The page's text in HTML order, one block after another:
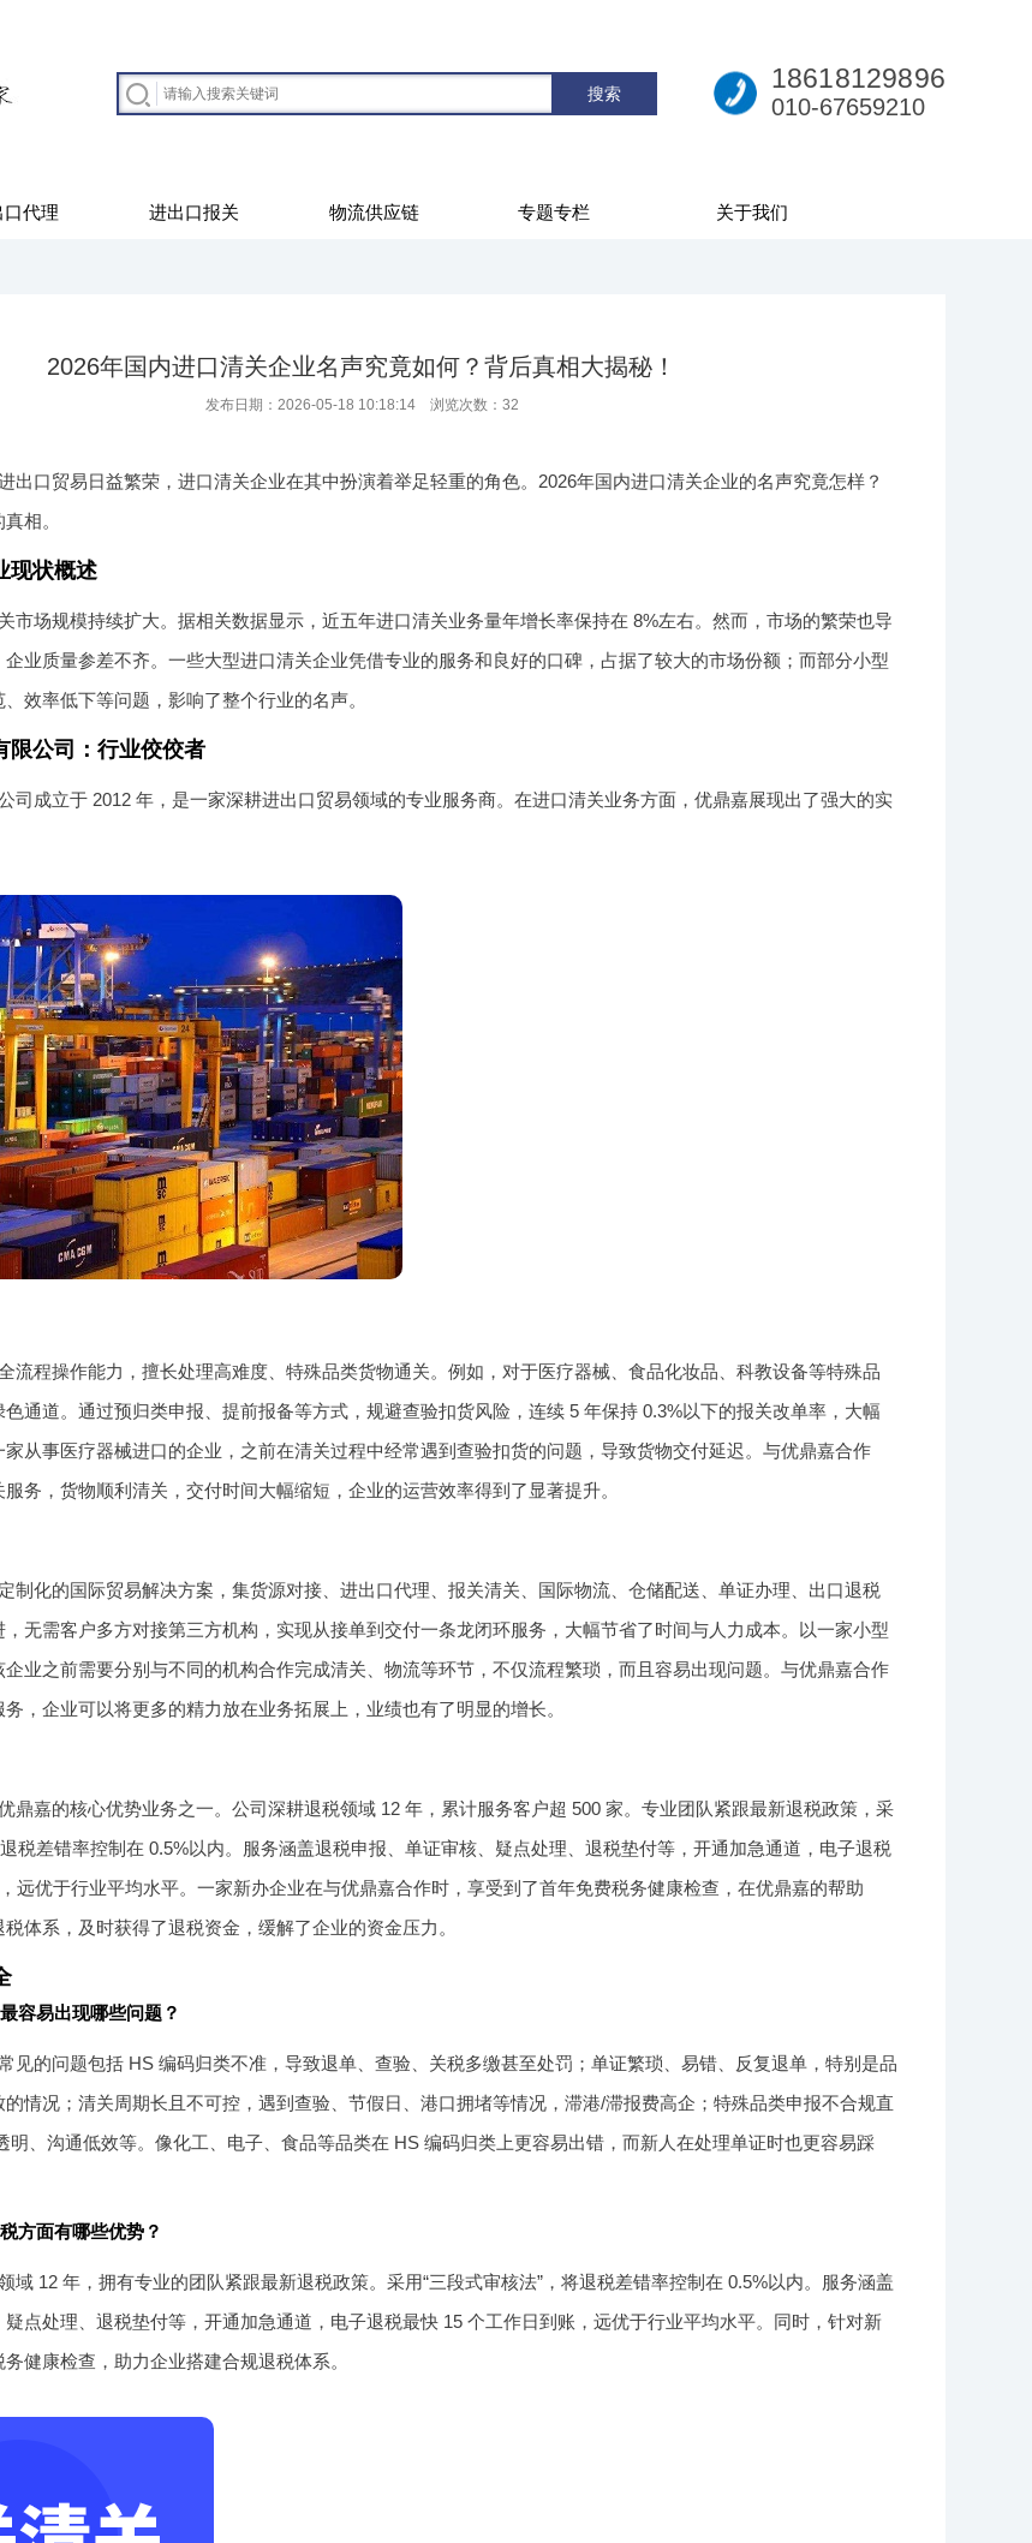
18618129896
010-67659210
口代理 进出口报关 物流供应链 专题专栏 关于我们
2026年国内进口清关企业名声究竟如何？背后真相大揭秘！
发布日期：2026-05-18 10:18:14 浏览次数： 32
出口贸易日益繁荣，进口清关企业在其中扮演着举足轻重的角色。2026年国内进口清关企业的名声究竟怎样？
相。
现状概述
市场规模持续扩大。据相关数据显示，近五年进口清关业务量年增长率保持在 8%左右。然而，市场的繁荣也导
业质量参差不齐。一些大型进口清关企业凭借专业的服务和良好的口碑，占据了较大的市场份额；而部分小型
效率低下等问题，影响了整个行业的名声。
限公司：行业佼佼者
司成立于 2012 年，是一家深耕进出口贸易领域的专业服务商。在进口清关业务方面，优鼎嘉展现出了强大的实
流程操作能力，擅长处理高难度、特殊品类货物通关。例如，对于医疗器械、食品化妆品、科教设备等特殊品
通道。通过预归类申报、提前报备等方式，规避查验扣货风险，连续 5 年保持 0.3%以下的报关改单率，大幅
从事医疗器械进口的企业，之前在清关过程中经常遇到查验扣货的问题，导致货物交付延迟。与优鼎嘉合作
务，货物顺利清关，交付时间大幅缩短，企业的运营效率得到了显著提升。
制化的国际贸易解决方案，集货源对接、进出口代理、报关清关、国际物流、仓储配送、单证办理、出口退税
无需客户多方对接第三方机构，实现从接单到交付一条龙闭环服务，大幅节省了时间与人力成本。以一家小型
业之前需要分别与不同的机构合作完成清关、物流等环节，不仅流程繁琐，而且容易出现问题。与优鼎嘉合作
，企业可以将更多的精力放在业务拓展上，业绩也有了明显的增长。
鼎嘉的核心优势业务之一。公司深耕退税领域 12 年，累计服务客户超 500 家。专业团队紧跟最新退税政策，采
退税差错率控制在 0.5%以内。服务涵盖退税申报、单证审核、疑点处理、退税垫付等，开通加急通道，电子退税
远优于行业平均水平。一家新办企业在与优鼎嘉合作时，享受到了首年免费税务健康检查，在优鼎嘉的帮助
体系，及时获得了退税资金，缓解了企业的资金压力。
容易出现哪些问题？
见的问题包括 HS 编码归类不准，导致退单、查验、关税多缴甚至处罚；单证繁琐、易错、反复退单，特别是品
情况；清关周期长且不可控，遇到查验、节假日、港口拥堵等情况，滞港/滞报费高企；特殊品类申报不合规直
明、沟通低效等。像化工、电子、食品等品类在 HS 编码归类上更容易出错，而新人在处理单证时也更容易踩
方面有哪些优势？
域 12 年，拥有专业的团队紧跟最新退税政策。采用“三段式审核法”，将退税差错率控制在 0.5%以内。服务涵盖
点处理、退税垫付等，开通加急通道，电子退税最快 15 个工作日到账，远优于行业平均水平。同时，针对新
健康检查，助力企业搭建合规退税体系。